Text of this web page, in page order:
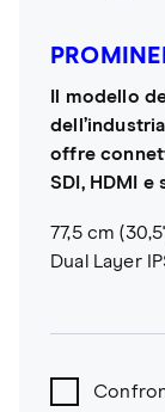
Il modello
offre
SDI, HDMI
77,5 cm
Dual Layer